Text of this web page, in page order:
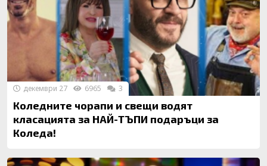
Коледните чорапи и свещи водят
класацията за НАЙ-ТЪПИ подаръци за
Коледа!
декември 27 6965 3